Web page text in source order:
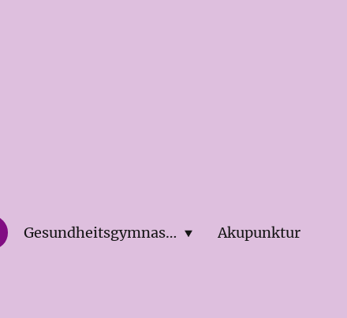
Gesundheitsgymnastik
Akupunktur